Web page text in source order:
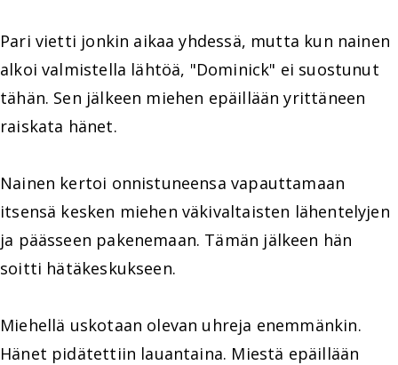
Pari vietti jonkin aikaa yhdessä, mutta kun nainen
alkoi valmistella lähtöä, "Dominick" ei suostunut
tähän. Sen jälkeen miehen epäillään yrittäneen
raiskata hänet.
Nainen kertoi onnistuneensa vapauttamaan
itsensä kesken miehen väkivaltaisten lähentelyjen
ja päässeen pakenemaan. Tämän jälkeen hän
soitti hätäkeskukseen.
Miehellä uskotaan olevan uhreja enemmänkin.
Hänet pidätettiin lauantaina. Miestä epäillään